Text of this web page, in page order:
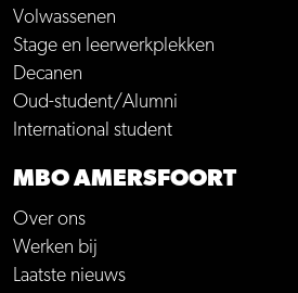
Volwassenen
Stage en leerwerkplekken
Decanen
Oud-student/Alumni
International student
MBO AMERSFOORT
Over ons
Werken bij
Laatste nieuws